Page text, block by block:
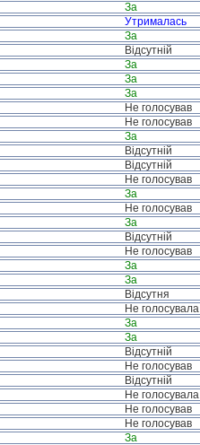
За
Утрималась
За
Відсутній
За
За
За
Не голосував
Не голосував
За
Відсутній
Відсутній
Не голосував
За
Не голосував
За
Відсутній
Не голосував
За
За
Відсутня
Не голосувала
За
За
Відсутній
Не голосував
Відсутній
Не голосувала
Не голосував
Не голосував
За